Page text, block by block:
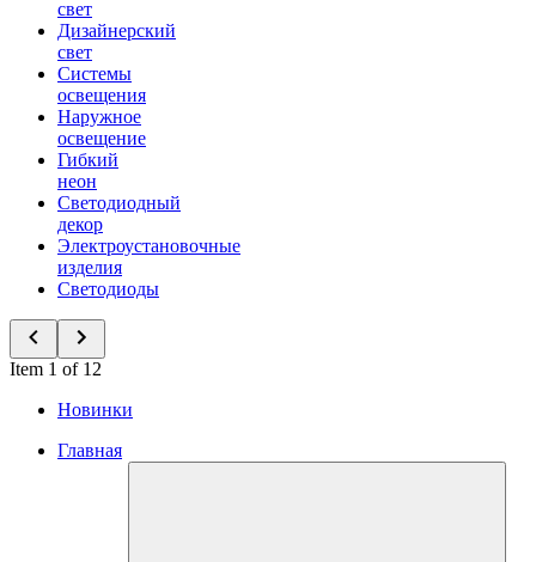
свет
Дизайнерский
свет
Системы
освещения
Наружное
освещение
Гибкий
неон
Светодиодный
декор
Электроустановочные
изделия
Светодиоды
Item 1 of 12
Новинки
Главная